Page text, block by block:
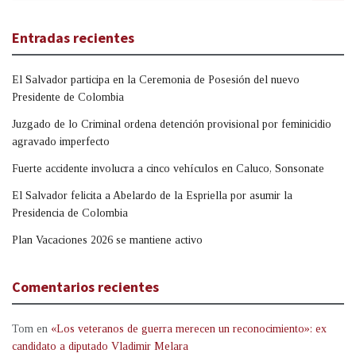
Entradas recientes
El Salvador participa en la Ceremonia de Posesión del nuevo
Presidente de Colombia
Juzgado de lo Criminal ordena detención provisional por feminicidio
agravado imperfecto
Fuerte accidente involucra a cinco vehículos en Caluco, Sonsonate
El Salvador felicita a Abelardo de la Espriella por asumir la
Presidencia de Colombia
Plan Vacaciones 2026 se mantiene activo
Comentarios recientes
Tom en «Los veteranos de guerra merecen un reconocimiento»: ex
candidato a diputado Vladimir Melara